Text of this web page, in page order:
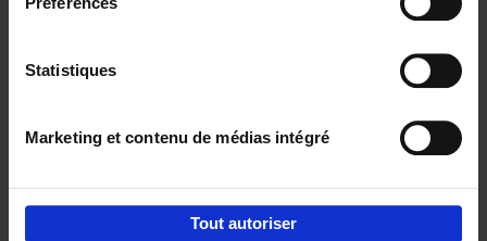
Statistiques
Marketing et contenu de médias intégré
Tout autoriser
completely revised edition (EN)